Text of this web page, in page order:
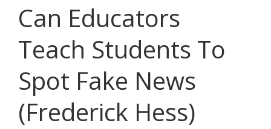
Can Educators
Teach Students To
Spot Fake News
(Frederick Hess)